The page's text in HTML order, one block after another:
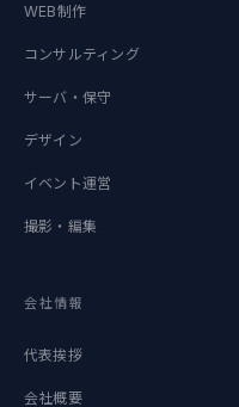
WEB制作
コンサルティング
サーバ・保守
デザイン
イベント運営
撮影・編集
会社情報
代表挨拶
会社概要